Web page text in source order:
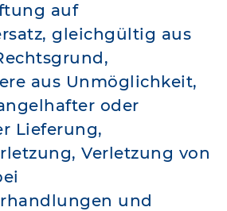
auf
gleichgültig aus
aus Unmöglichkeit,
oder
Lieferung,
Verletzung von
und